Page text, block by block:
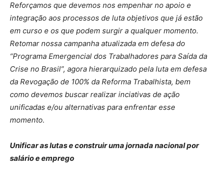
Reforçamos que devemos nos empenhar no apoio e
integração aos processos de luta objetivos que já estão
em curso e os que podem surgir a qualquer momento.
Retomar nossa campanha atualizada em defesa do
“Programa Emergencial dos Trabalhadores para Saída da
Crise no Brasil”, agora hierarquizado pela luta em defesa
da Revogação de 100% da Reforma Trabalhista, bem
como devemos buscar realizar inciativas de ação
unificadas e/ou alternativas para enfrentar esse
momento.
Unificar as lutas e construir uma jornada nacional por
salário e emprego